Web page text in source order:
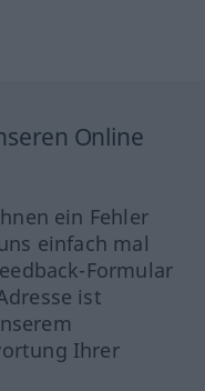
Online
ein Fehler
einfach mal
Formular
ist
Ihrer